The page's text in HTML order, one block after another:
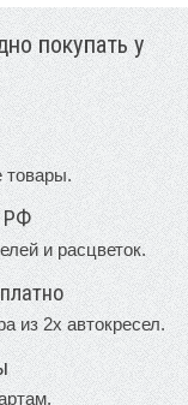
покупать у
товары.
РФ
и расцветок.
из 2х автокресел.